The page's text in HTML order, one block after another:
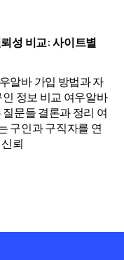
성 비교: 사이트별
알바 가입 방법과 자
정보 비교 여우알바
문들 결론과 정리 여
구인과 구직자를 연
뢰